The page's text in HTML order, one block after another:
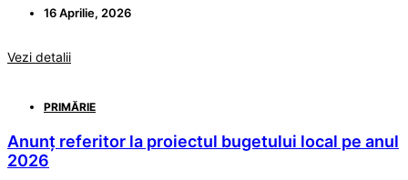
16 Aprilie, 2026
Vezi detalii
PRIMĂRIE
Anunț referitor la proiectul bugetului local pe anul
2026